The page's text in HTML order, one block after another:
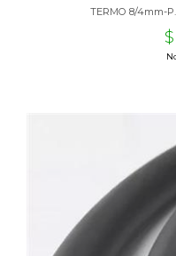
TERMO 8/4mm-